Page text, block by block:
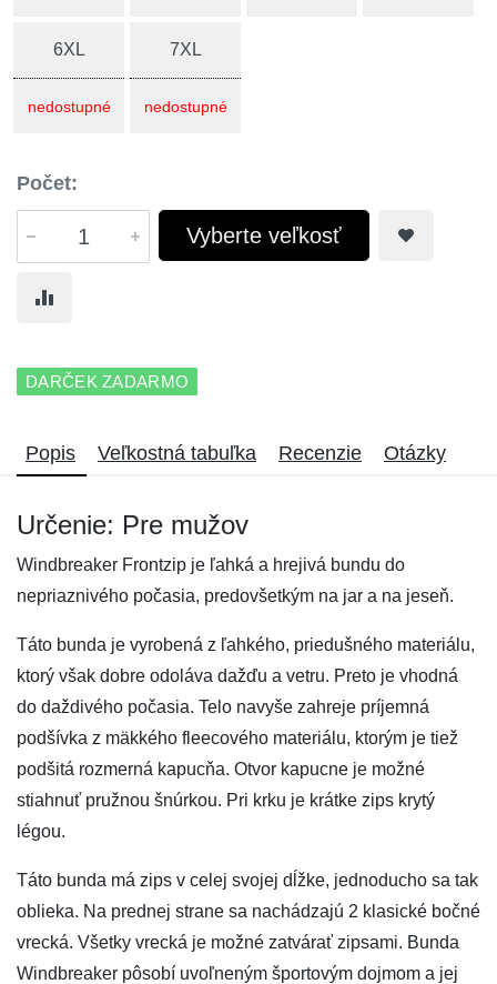
6XL
nedostupné
7XL
nedostupné
Počet:
Vyberte veľkosť
DARČEK ZADARMO
Popis Veľkostná tabuľka Recenzie Otázky
Určenie: Pre mužov
Windbreaker Frontzip je ľahká a hrejivá bundu do
nepriaznivého počasia, predovšetkým na jar a na jeseň.
Táto bunda je vyrobená z ľahkého, priedušného materiálu,
ktorý však dobre odoláva dažďu a vetru. Preto je vhodná
do daždivého počasia. Telo navyše zahreje príjemná
podšívka z mäkkého fleecového materiálu, ktorým je tiež
podšitá rozmerná kapucňa. Otvor kapucne je možné
stiahnuť pružnou šnúrkou. Pri krku je krátke zips krytý
légou.
Táto bunda má zips v celej svojej dĺžke, jednoducho sa tak
oblieka. Na prednej strane sa nachádzajú 2 klasické bočné
vrecká. Všetky vrecká je možné zatvárať zipsami. Bunda
Windbreaker pôsobí uvoľneným športovým dojmom a jej